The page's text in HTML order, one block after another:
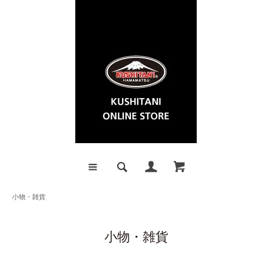
小物・雑貨
小物・雑貨